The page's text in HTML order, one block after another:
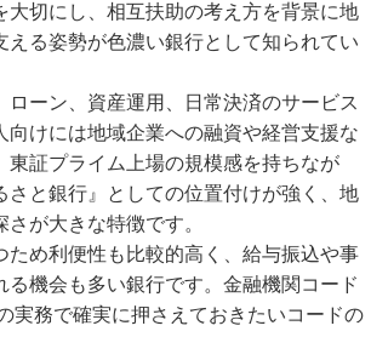
大切にし、相互扶助の考え方を背景に地
える姿勢が色濃い銀行として知られてい
ローン、資産運用、日常決済のサービス
向けには地域企業への融資や経営支援な
東証プライム上場の規模感を持ちなが
さと銀行』としての位置付けが強く、地
が大きな特徴です。
ため利便性も比較的高く、給与振込や事
る機会も多い銀行です。金融機関コード
実務で確実に押さえておきたいコードの